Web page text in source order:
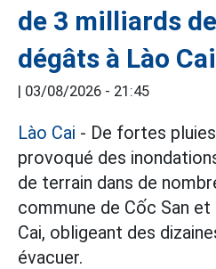
de 3 milliards
dégâts à Lào Cai
| 03/08/2026 - 21:45
Lào Cai - De fortes
provoqué des
de terrain dans de
commune de Cốc San
Cai, obligeant des
évacuer.